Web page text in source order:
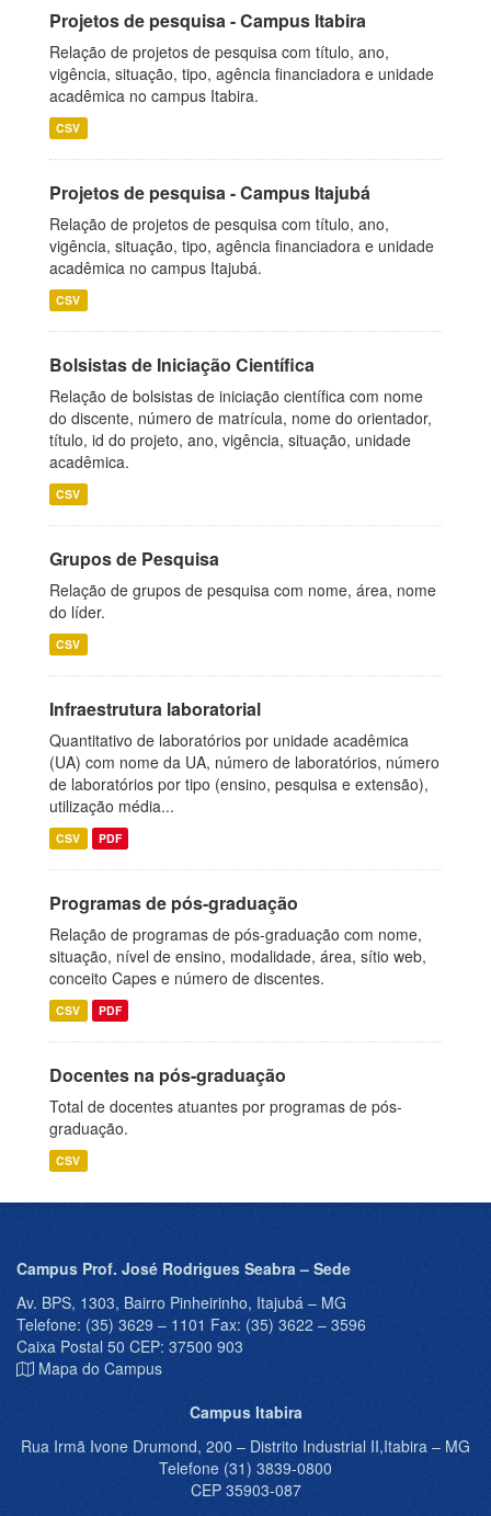
Projetos de pesquisa - Campus Itabira
Relação de projetos de pesquisa com título, ano,
vigência, situação, tipo, agência financiadora e unidade
acadêmica no campus Itabira.
CSV
Projetos de pesquisa - Campus Itajubá
Relação de projetos de pesquisa com título, ano,
vigência, situação, tipo, agência financiadora e unidade
acadêmica no campus Itajubá.
CSV
Bolsistas de Iniciação Científica
Relação de bolsistas de iniciação científica com nome
do discente, número de matrícula, nome do orientador,
título, id do projeto, ano, vigência, situação, unidade
acadêmica.
CSV
Grupos de Pesquisa
Relação de grupos de pesquisa com nome, área, nome
do líder.
CSV
Infraestrutura laboratorial
Quantitativo de laboratórios por unidade acadêmica
(UA) com nome da UA, número de laboratórios, número
de laboratórios por tipo (ensino, pesquisa e extensão),
utilização média...
CSV PDF
Programas de pós-graduação
Relação de programas de pós-graduação com nome,
situação, nível de ensino, modalidade, área, sítio web,
conceito Capes e número de discentes.
CSV PDF
Docentes na pós-graduação
Total de docentes atuantes por programas de pós-
graduação.
CSV
Campus Prof. José Rodrigues Seabra – Sede
Av. BPS, 1303, Bairro Pinheirinho, Itajubá – MG
Telefone: (35) 3629 – 1101 Fax: (35) 3622 – 3596
Caixa Postal 50 CEP: 37500 903
Mapa do Campus
Campus Itabira
Rua Irmã Ivone Drumond, 200 – Distrito Industrial II,Itabira – MG
Telefone (31) 3839-0800
CEP 35903-087